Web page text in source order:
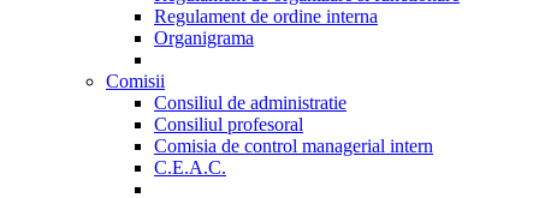
Regulament de ordine interna
Organigrama
Comisii
Consiliul de administratie
Consiliul profesoral
Comisia de control managerial intern
C.E.A.C.